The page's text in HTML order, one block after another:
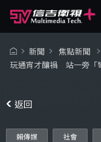
新聞 焦點新聞
玩通宵才釀禍 站一旁「
返回
賴傳媒 社會